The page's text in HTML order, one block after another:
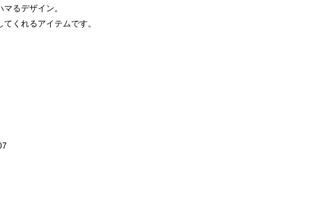
るデザイン。
くれるアイテムです。